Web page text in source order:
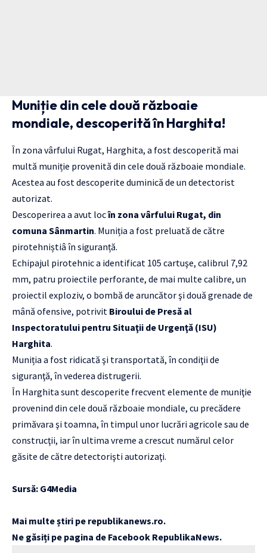
Muniție din cele două războaie
mondiale, descoperită în Harghita!
În zona vârfului Rugat, Harghita, a fost descoperită mai
multă muniție provenită din cele două războaie mondiale.
Acestea au fost descoperite duminică de un detectorist
autorizat.
Descoperirea a avut locîn zona vârfului Rugat, din
comuna Sânmartin. Muniția a fost preluată de către
pirotehniștiâ în siguranță.
Echipajul pirotehnic a identificat 105 cartuşe, calibrul 7,92
mm, patru proiectile perforante, de mai multe calibre, un
proiectil exploziv, o bombă de aruncător şi două grenade de
mână ofensive, potrivit Biroului de Presă al
Inspectoratului pentru Situaţii de Urgenţă (ISU)
Harghita.
Muniția a fost ridicată şi transportată, în condiţii de
siguranţă, în vederea distrugerii.
În Harghita sunt descoperite frecvent elemente de muniţie
provenind din cele două războaie mondiale, cu precădere
primăvara şi toamna, în timpul unor lucrări agricole sau de
construcţii, iar în ultima vreme a crescut numărul celor
găsite de către detectorişti autorizaţi.
Sursă: G4Media
Mai multe știri pe republikanews.ro.
Ne găsiți pe pagina de Facebook RepublikaNews.